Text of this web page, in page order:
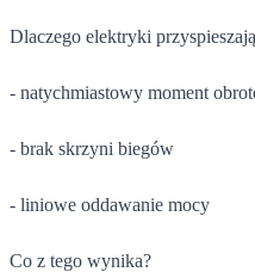
Dlaczego elektryki
- natychmiastowy moment
- brak skrzyni biegów
- liniowe oddawanie mocy
Co z tego wynika?